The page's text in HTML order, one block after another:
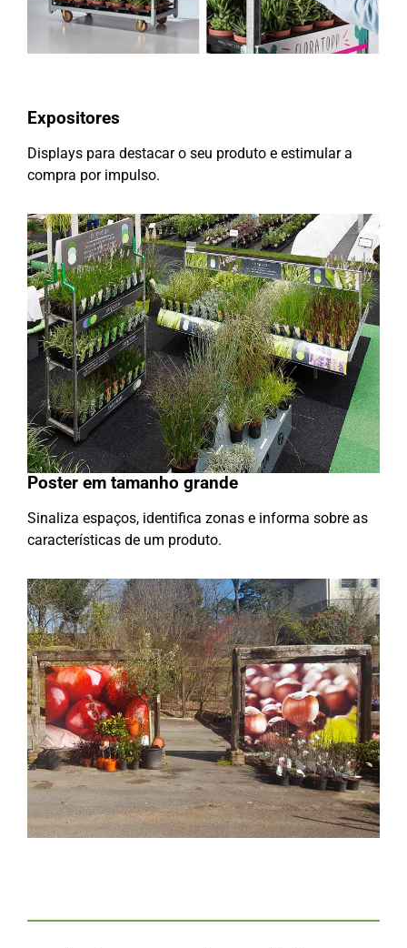
Expositores
Displays para destacar o seu produto e estimular a
compra por impulso.
Poster em tamanho grande
Sinaliza espaços, identifica zonas e informa sobre as
características de um produto.